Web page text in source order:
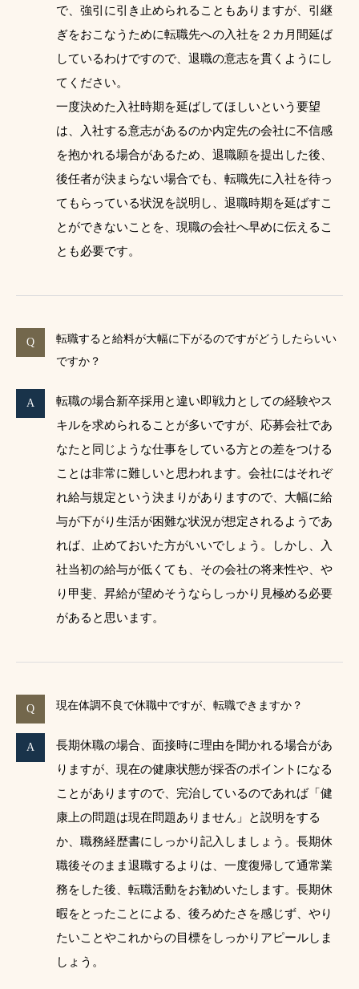
で、強引に引き止められることもありますが、引継
ぎをおこなうために転職先への入社を２カ月間延ば
しているわけですので、退職の意志を貫くようにし
てください。
一度決めた入社時期を延ばしてほしいという要望
は、入社する意志があるのか内定先の会社に不信感
を抱かれる場合があるため、退職願を提出した後、
後任者が決まらない場合でも、転職先に入社を待っ
てもらっている状況を説明し、退職時期を延ばすこ
とができないことを、現職の会社へ早めに伝えるこ
とも必要です。
転職すると給料が大幅に下がるのですがどうしたらいい
ですか？
転職の場合新卒採用と違い即戦力としての経験やス
キルを求められることが多いですが、応募会社であ
なたと同じような仕事をしている方との差をつける
ことは非常に難しいと思われます。会社にはそれぞ
れ給与規定という決まりがありますので、大幅に給
与が下がり生活が困難な状況が想定されるようであ
れば、止めておいた方がいいでしょう。しかし、入
社当初の給与が低くても、その会社の将来性や、や
り甲斐、昇給が望めそうならしっかり見極める必要
があると思います。
現在体調不良で休職中ですが、転職できますか？
長期休職の場合、面接時に理由を聞かれる場合があ
りますが、現在の健康状態が採否のポイントになる
ことがありますので、完治しているのであれば「健
康上の問題は現在問題ありません」と説明をする
か、職務経歴書にしっかり記入しましょう。長期休
職後そのまま退職するよりは、一度復帰して通常業
務をした後、転職活動をお勧めいたします。長期休
暇をとったことによる、後ろめたさを感じず、やり
たいことやこれからの目標をしっかりアピールしま
しょう。